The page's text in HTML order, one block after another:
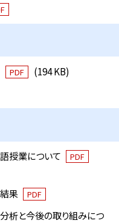
PDF
(194 KB)
授業について PDF
果
PDF
析と今後の取り組みにつ